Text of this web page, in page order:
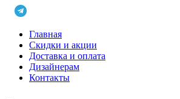
Главная
Скидки и акции
Доставка и оплата
Дизайнерам
Контакты